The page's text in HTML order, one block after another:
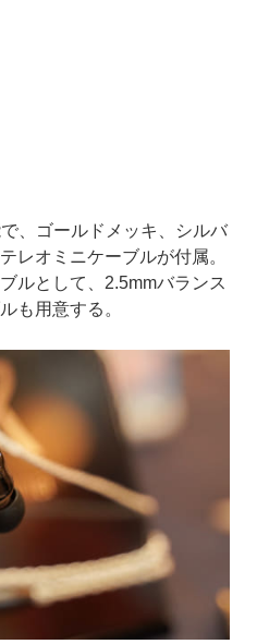
、ゴールドメッキ、シルバ
レオミニケーブルが付属。
ルとして、2.5mmバランス
も用意する。